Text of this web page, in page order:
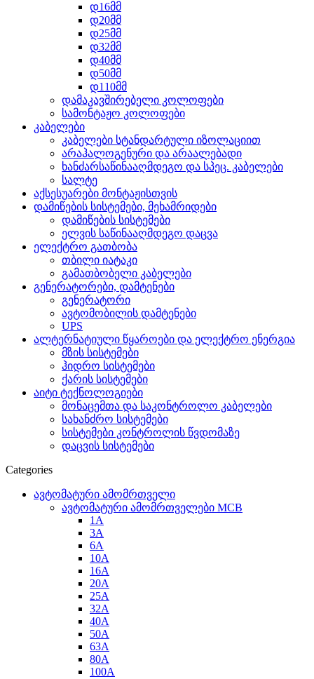
დ16მმ
დ20მმ
დ25მმ
დ32მმ
დ40მმ
დ50მმ
დ110მმ
დამაკავშირებელი კოლოფები
სამონტაჟო კოლოფები
კაბელები
კაბელები სტანდარტული იზოლაციით
არაჰალოგენური და არაალებადი
ხანძარსაწინააღმდეგო და სპეც. კაბელები
სალტე
აქსესუარები მონტაჟისთვის
დამიწების სისტემები, მეხამრიდები
დამიწების სისტემები
ელვის საწინააღმდეგო დაცვა
ელექტრო გათბობა
თბილი იატაკი
გამათბობელი კაბელები
გენერატორები, დამტენები
გენერატორი
ავტომობილის დამტენები
UPS
ალტერნატიული წყაროები და ელექტრო ენერგია
მზის სისტემები
ჰიდრო სისტემები
ქარის სისტემები
აიტი ტექნოლოგიები
მონაცემთა და საკონტროლო კაბელები
სახანძრო სისტემები
სისტემები კონტროლის წვდომაზე
დაცვის სისტემები
Categories
ავტომატური ამომრთველი
ავტომატური ამომრთველები MCB
1A
3A
6A
10A
16A
20A
25А
32A
40A
50A
63A
80A
100A